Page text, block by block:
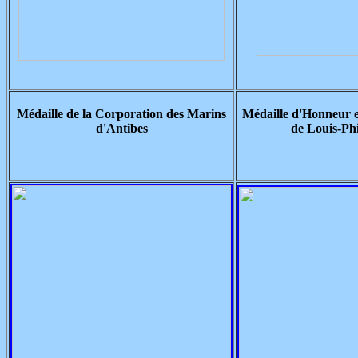
Médaille de la Corporation des Marins
d'Antibes
Médaille d'Honneur
de Louis-